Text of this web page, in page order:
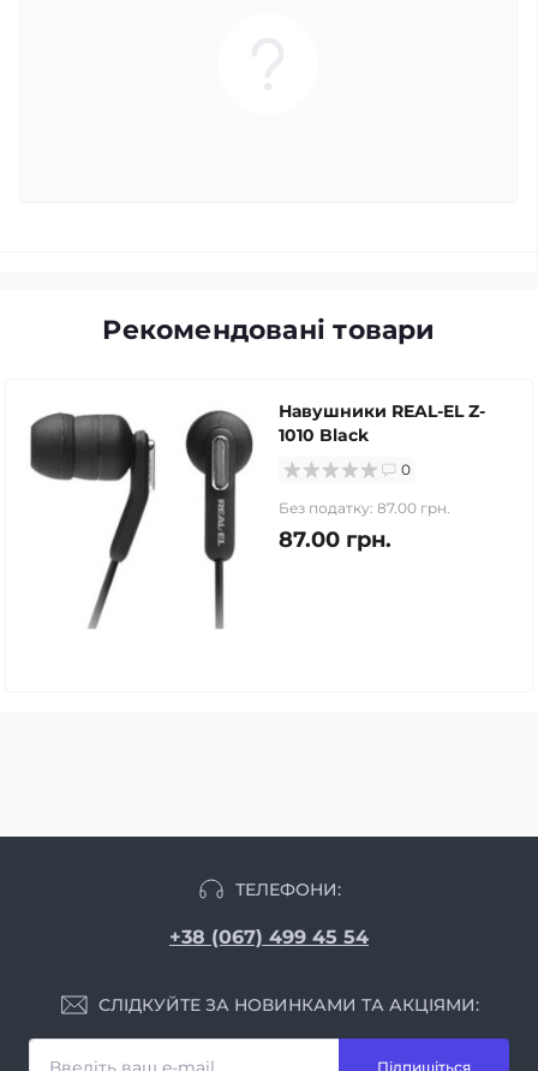
Рекомендовані товари
Навушники REAL-EL Z-
1010 Black
0
Без податку: 87.00 грн.
87.00 грн.
ТЕЛЕФОНИ:
+38 (067) 499 45 54
СЛІДКУЙТЕ ЗА НОВИНКАМИ ТА АКЦІЯМИ:
Підпишіться